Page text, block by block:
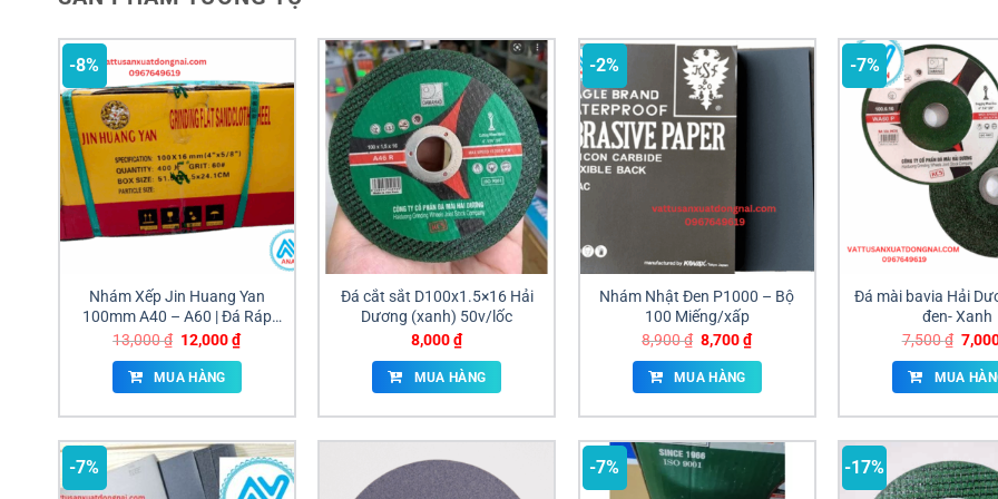
-8%
Nhám Xếp Jin Huang Yan
100mm A40 – A60 | Đá Ráp
Xếp Đánh Bóng Gỗ & Kim Loại
13,000₫ Giá
là:
13,000 ₫.
12,000₫Giá
hiện
tại
là:
MUA HÀNG
Đá cắt sắt D100x1.5×16 Hải
Dương (xanh) 50v/lốc
8,000₫
MUA HÀNG
-2%
Nhám Nhật Đen P1000 – Bộ
100 Miếng/xấp
8,900₫ Giá
là:
8,900 ₫.
8,700₫Giá
hiện
tại
là:
MUA HÀNG
-7%
Đá mài bavia Hải
đen- Xanh
7,500₫ Giá
là:
7,500
MUA
-7% -7% -17%